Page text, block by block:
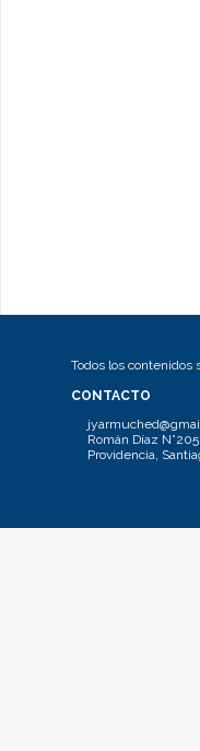
Todos los contenidos
CONTACTO
Román Díaz N°205
Providencia,